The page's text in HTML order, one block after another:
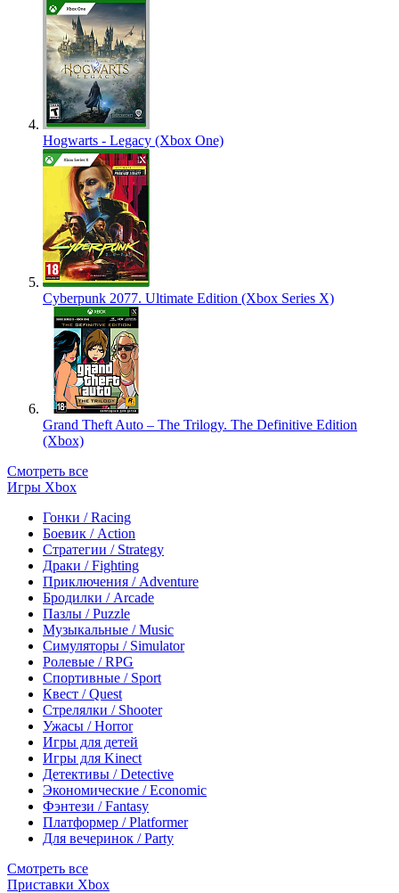
Hogwarts - Legacy (Xbox One)
Cyberpunk 2077. Ultimate Edition (Xbox Series X)
Grand Theft Auto – The Trilogy. The Definitive Edition
(Xbox)
Смотреть все
Игры Xbox
Гонки / Racing
Боевик / Action
Стратегии / Strategy
Драки / Fighting
Приключения / Adventure
Бродилки / Arcade
Пазлы / Puzzle
Музыкальные / Music
Симуляторы / Simulator
Ролевые / RPG
Спортивные / Sport
Квест / Quest
Стрелялки / Shooter
Ужасы / Horror
Игры для детей
Игры для Kinect
Детективы / Detective
Экономические / Economic
Фэнтези / Fantasy
Платформер / Platformer
Для вечеринок / Party
Смотреть все
Приставки Xbox